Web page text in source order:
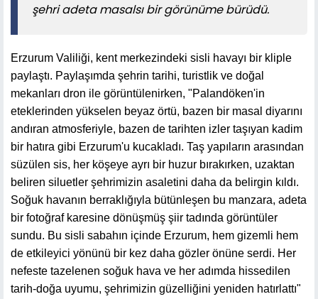
şehri adeta masalsı bir görünüme bürüdü.
Erzurum Valiliği, kent merkezindeki sisli havayı bir kliple
paylaştı. Paylaşımda şehrin tarihi, turistlik ve doğal
mekanları dron ile görüntülenirken, "Palandöken'in
eteklerinden yükselen beyaz örtü, bazen bir masal diyarını
andıran atmosferiyle, bazen de tarihten izler taşıyan kadim
bir hatıra gibi Erzurum'u kucakladı. Taş yapıların arasından
süzülen sis, her köşeye ayrı bir huzur bırakırken, uzaktan
beliren siluetler şehrimizin asaletini daha da belirgin kıldı.
Soğuk havanın berraklığıyla bütünleşen bu manzara, adeta
bir fotoğraf karesine dönüşmüş şiir tadında görüntüler
sundu. Bu sisli sabahın içinde Erzurum, hem gizemli hem
de etkileyici yönünü bir kez daha gözler önüne serdi. Her
nefeste tazelenen soğuk hava ve her adımda hissedilen
tarih-doğa uyumu, şehrimizin güzelliğini yeniden hatırlattı"